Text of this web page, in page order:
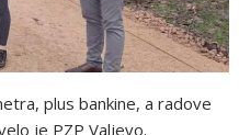
plus bankine, a radove
je PZP Valjevo.